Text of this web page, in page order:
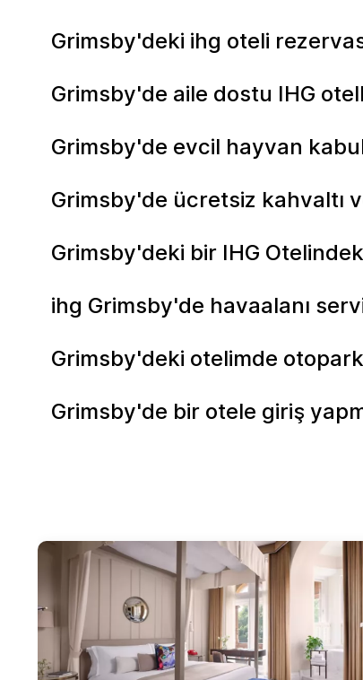
Grimsby'deki ihg oteli
Grimsby'de aile dostu IHG
Grimsby'de evcil hayvan
Grimsby'de ücretsiz kahvaltı
Grimsby'deki bir IHG
ihg Grimsby'de havaalanı
Grimsby'deki otelimde
Grimsby'de bir otele giriş